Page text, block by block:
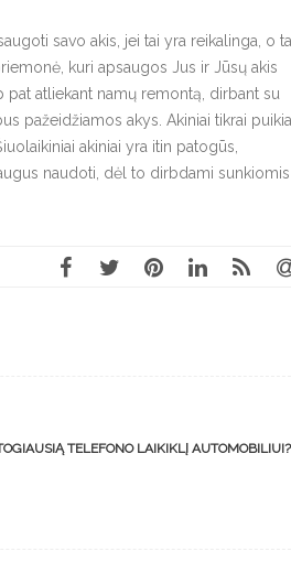
savo akis, jei tai yra reikalinga, o
kuri apsaugos Jus ir Jūsų akis
pat atliekant namų remontą, dirbant su
pažeidžiamos akys. Akiniai tikrai
akiniai yra itin patogūs,
naudoti, dėl to dirbdami sunkiomis
TELEFONO LAIKIKLĮ AUTOMOBILIUI?